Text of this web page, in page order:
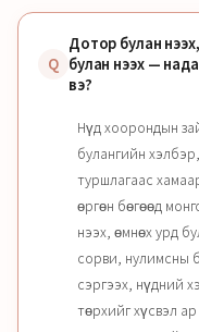
Q
Дотор булан
булан нээх —
вэ?
Нүд хоорондын
булангийн
туршлагаас
өргөн бөгөөд
нээх, өмнөх урд
сорви, нулимсны
сэргээх, нүдний
төрхийг хүсвэл